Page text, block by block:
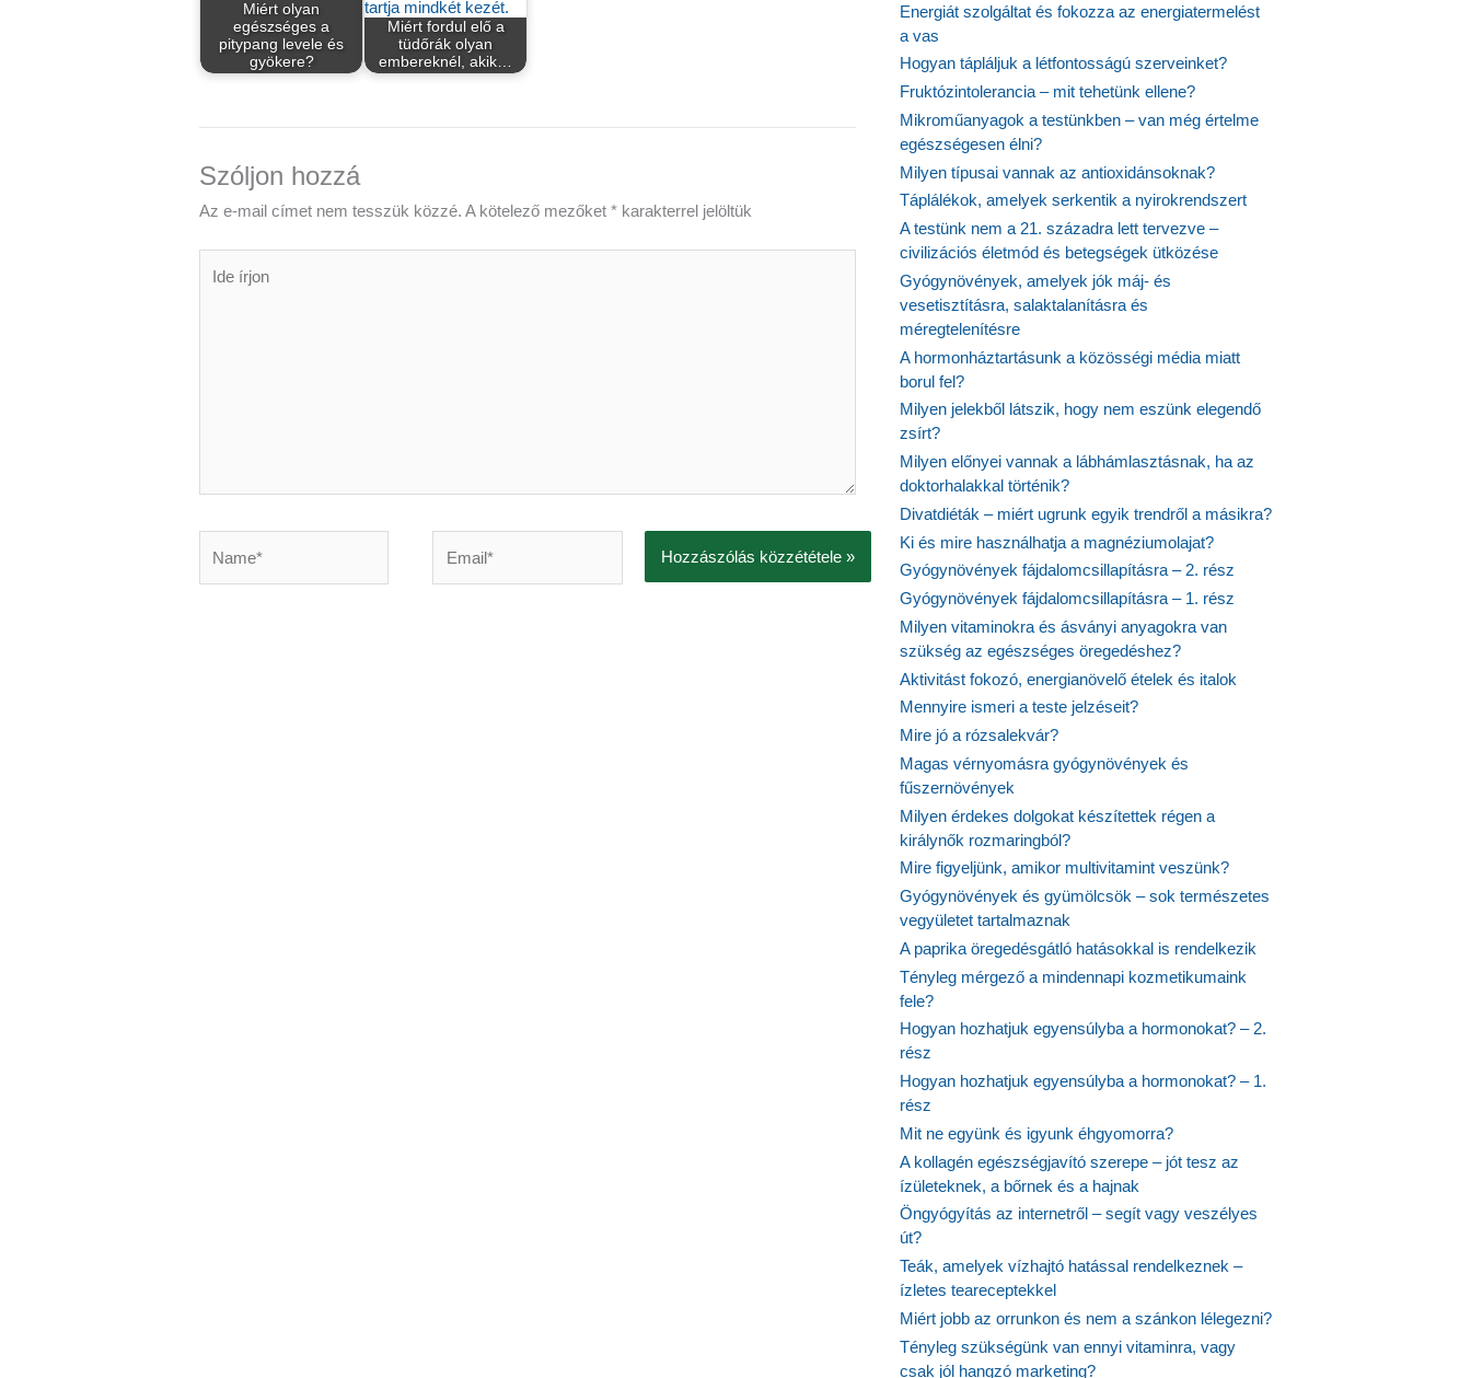
Miért olyan
egészséges a
pitypang levele és
gyökere?
Miért fordul elő a
tüdőrák olyan
embereknél, akik…
Szóljon hozzá
Az e-mail címet nem tesszük közzé. A kötelező mezőket * karakterrel jelöltük
Energiát szolgáltat és fokozza az energiatermelést
a vas
Hogyan tápláljuk a létfontosságú szerveinket?
Fruktózintolerancia – mit tehetünk ellene?
Mikroműanyagok a testünkben – van még értelme
egészségesen élni?
Milyen típusai vannak az antioxidánsoknak?
Táplálékok, amelyek serkentik a nyirokrendszert
A testünk nem a 21. századra lett tervezve –
civilizációs életmód és betegségek ütközése
Gyógynövények, amelyek jók máj- és
vesetisztításra, salaktalanításra és
méregtelenítésre
A hormonháztartásunk a közösségi média miatt
borul fel?
Milyen jelekből látszik, hogy nem eszünk elegendő
zsírt?
Milyen előnyei vannak a lábhámlasztásnak, ha az
doktorhalakkal történik?
Divatdiéták – miért ugrunk egyik trendről a másikra?
Ki és mire használhatja a magnéziumolajat?
Gyógynövények fájdalomcsillapításra – 2. rész
Gyógynövények fájdalomcsillapításra – 1. rész
Milyen vitaminokra és ásványi anyagokra van
szükség az egészséges öregedéshez?
Aktivitást fokozó, energianövelő ételek és italok
Mennyire ismeri a teste jelzéseit?
Mire jó a rózsalekvár?
Magas vérnyomásra gyógynövények és
fűszernövények
Milyen érdekes dolgokat készítettek régen a
királynők rozmaringból?
Mire figyeljünk, amikor multivitamint veszünk?
Gyógynövények és gyümölcsök – sok természetes
vegyületet tartalmaznak
A paprika öregedésgátló hatásokkal is rendelkezik
Tényleg mérgező a mindennapi kozmetikumaink
fele?
Hogyan hozhatjuk egyensúlyba a hormonokat? – 2.
rész
Hogyan hozhatjuk egyensúlyba a hormonokat? – 1.
rész
Mit ne együnk és igyunk éhgyomorra?
A kollagén egészségjavító szerepe – jót tesz az
ízületeknek, a bőrnek és a hajnak
Öngyógyítás az internetről – segít vagy veszélyes
út?
Teák, amelyek vízhajtó hatással rendelkeznek –
ízletes teareceptekkel
Miért jobb az orrunkon és nem a szánkon lélegezni?
Tényleg szükségünk van ennyi vitaminra, vagy
csak jól hangzó marketing?